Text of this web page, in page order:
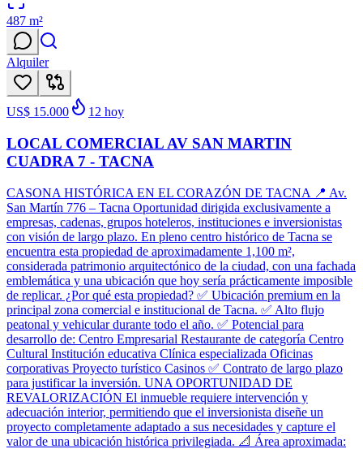
487 m²
Alquiler
US$ 15.000 12 hoy
LOCAL COMERCIAL AV SAN MARTIN
CUADRA 7 - TACNA
CASONA HISTÓRICA EN EL CORAZÓN DE TACNA 📍 Av.
San Martín 776 – Tacna Oportunidad dirigida exclusivamente a
empresas, cadenas, grupos hoteleros, instituciones e inversionistas
con visión de largo plazo. En pleno centro histórico de Tacna se
encuentra esta propiedad de aproximadamente 1,100 m²,
considerada patrimonio arquitectónico de la ciudad, con una fachada
emblemática y una ubicación que hoy sería prácticamente imposible
de replicar. ¿Por qué esta propiedad? ✅ Ubicación premium en la
principal zona comercial e institucional de Tacna. ✅ Alto flujo
peatonal y vehicular durante todo el año. ✅ Potencial para
desarrollo de: Centro Empresarial Restaurante de categoría Centro
Cultural Institución educativa Clínica especializada Oficinas
corporativas Proyecto turístico Casinos ✅ Contrato de largo plazo
para justificar la inversión. UNA OPORTUNIDAD DE
REVALORIZACIÓN El inmueble requiere intervención y
adecuación interior, permitiendo que el inversionista diseñe un
proyecto completamente adaptado a sus necesidades y capture el
valor de una ubicación histórica privilegiada. 📐 Área aproximada: